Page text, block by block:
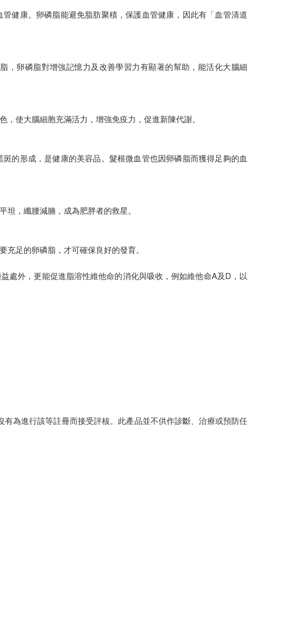
健康。卵磷脂能避免脂肪聚積，保護血管健康，因此有「血管清道
，卵磷脂對增強記憶力及改善學習力有顯著的幫助，能活化大腦細
使大腦細胞充滿活力，增強免疫力，促進新陳代謝。
的形成，是健康的美容品。髮根微血管也因卵磷脂而獲得足夠的血
，纖腰減腩，成為肥胖者的救星。
足的卵磷脂，才可確保良好的發育。
處外，更能促進脂溶性維他命的消化與吸收，例如維他命A及D，以
為進行該等註冊而接受評核。此產品並不供作診斷、治療或預防任